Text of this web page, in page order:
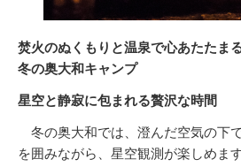
焚火のぬくもりと温泉で心あたたま
冬の奥大和キャンプ
星空と静寂に包まれる贅沢な時間
冬の奥大和では、澄んだ空気の下
を囲みながら、星空観測が楽しめま